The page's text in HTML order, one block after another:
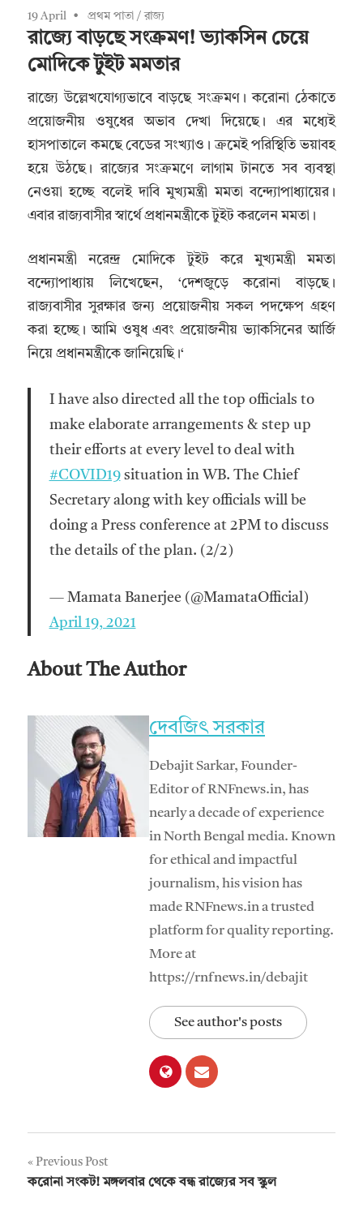
19 April প্রথম পাতা /রাজ্য
রাজ্যে বাড়ছে সংক্রমণ! ভ্যাকসিন চেয়ে
মোদিকে টুইট মমতার
রাজ্যে উল্লেখযোগ্যভাবে বাড়ছে সংক্রমণ। করোনা ঠেকাতে
প্রয়োজনীয় ওষুধের অভাব দেখা দিয়েছে। এর মধ্যেই
হাসপাতালে কমছে বেডের সংখ্যাও। ক্রমেই পরিস্থিতি ভয়াবহ
হয়ে উঠছে। রাজ্যের সংক্রমণে লাগাম টানতে সব ব্যবস্থা
নেওয়া হচ্ছে বলেই দাবি মুখ্যমন্ত্রী মমতা বন্দ্যোপাধ্যায়ের।
এবার রাজ্যবাসীর স্বার্থে প্রধানমন্ত্রীকে টুইট করলেন মমতা।
প্রধানমন্ত্রী নরেন্দ্র মোদিকে টুইট করে মুখ্যমন্ত্রী মমতা
বন্দ্যোপাধ্যায় লিখেছেন, ‘দেশজুড়ে করোনা বাড়ছে।
রাজ্যবাসীর সুরক্ষার জন্য প্রয়োজনীয় সকল পদক্ষেপ গ্রহণ
করা হচ্ছে। আমি ওষুধ এবং প্রয়োজনীয় ভ্যাকসিনের আর্জি
নিয়ে প্রধানমন্ত্রীকে জানিয়েছি।‘
I have also directed all the top officials to
make elaborate arrangements & step up
their efforts at every level to deal with
#COVID19situation in WB. The Chief
Secretary along with key officials will be
doing a Press conference at 2PM to discuss
the details of the plan. (2/2)
— Mamata Banerjee (@MamataOfficial)
April 19, 2021
About The Author
দেবজিৎ সরকার
Debajit Sarkar, Founder-
Editor of RNFnews.in, has
nearly a decade of experience
in North Bengal media. Known
for ethical and impactful
journalism, his vision has
made RNFnews.in a trusted
platform for quality reporting.
More at
https://rnfnews.in/debajit
See author's posts
Post
Previous Post
করোনা সংকট! মঙ্গলবার থেকে বন্ধ রাজ্যের সব স্কুল